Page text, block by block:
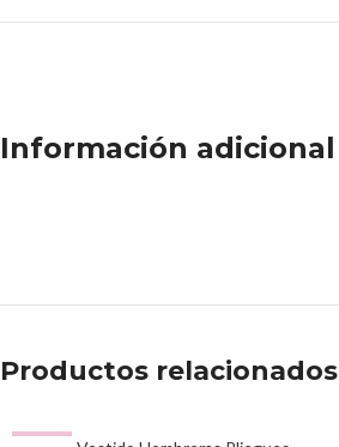
Información adicional
Productos relacionados